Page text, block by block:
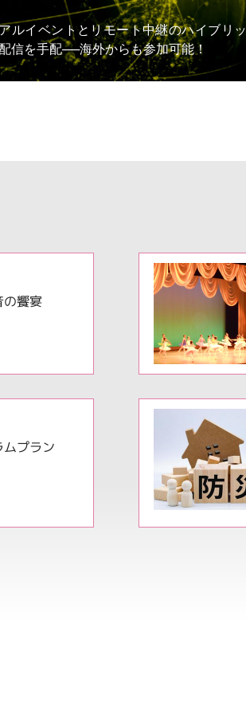
ルイベントとリモート中継のハイブリッ
信を手配──海外からも参加可能！
の饗宴
プラン